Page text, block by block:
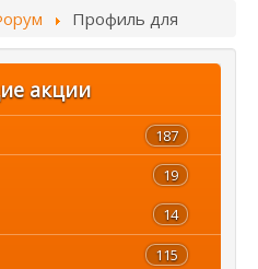
Профиль для
акции
187
19
14
115